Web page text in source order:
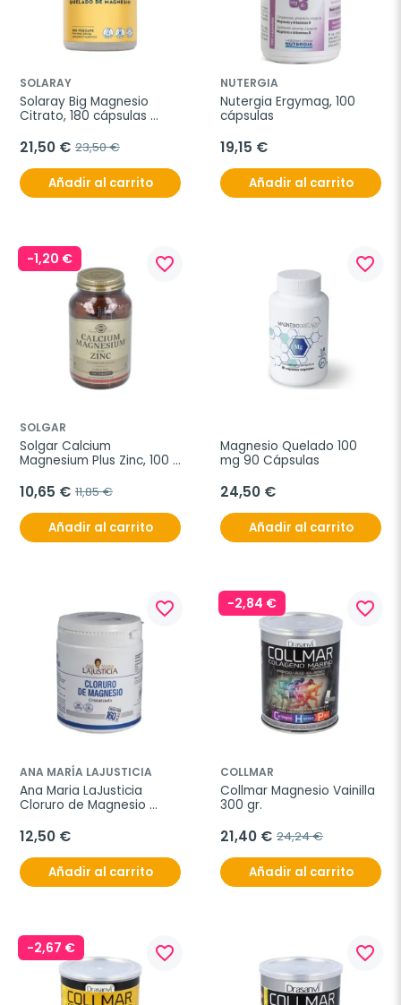
SOLARAY
Solaray Big Magnesio
Citrato, 180 cápsulas
21,50 € 23,50 €
Añadir al carrito
NUTERGIA
Nutergia Ergymag, 100
cápsulas
19,15 €
Añadir al carrito
-1,20 € favorite_border
SOLGAR
Solgar Calcium
Magnesium Plus Zinc, 100
10,65 € 11,85 €
Añadir al carrito
favorite_border
Magnesio Quelado 100
mg 90 Cápsulas
24,50 €
Añadir al carrito
favorite_border
ANA MARÍA LAJUSTICIA
Ana Maria LaJusticia
Cloruro de Magnesio
12,50 €
Añadir al carrito
-2,84 € favorite_border
COLLMAR
Collmar Magnesio Vainilla
300 gr.
21,40 € 24,24 €
Añadir al carrito
-2,67 € favorite_border favorite_border